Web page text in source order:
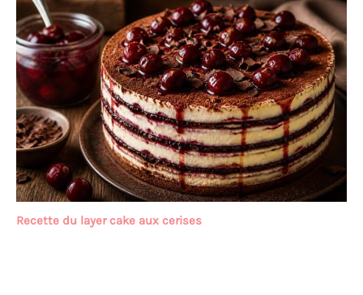
Recette du layer cake aux cerises